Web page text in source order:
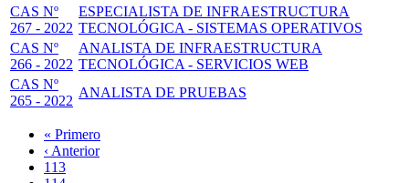
CAS Nº
267 - 2022
ESPECIALISTA DE INFRAESTRUCTURA
TECNOLÓGICA - SISTEMAS OPERATIVOS
CAS Nº
266 - 2022
ANALISTA DE INFRAESTRUCTURA
TECNOLÓGICA - SERVICIOS WEB
CAS Nº
265 - 2022
ANALISTA DE PRUEBAS
Paginación
Primera
página
« Primero
Página
anterior
‹ Anterior
Page
113